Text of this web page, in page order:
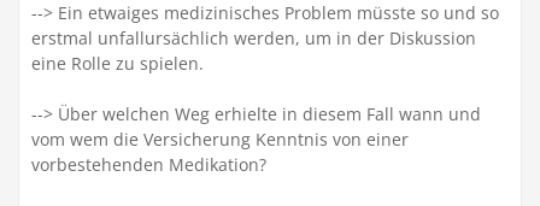
--> Ein etwaiges medizinisches Problem müsste so und so
erstmal unfallursächlich werden, um in der Diskussion
eine Rolle zu spielen.
--> Über welchen Weg erhielte in diesem Fall wann und
vom wem die Versicherung Kenntnis von einer
vorbestehenden Medikation?